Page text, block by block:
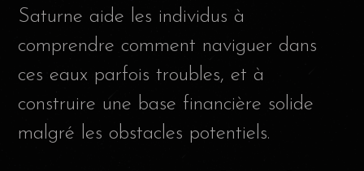
Saturne aide les individus à
comprendre comment naviguer dans
ces eaux parfois troubles, et à
construire une base financière solide
malgré les obstacles potentiels.